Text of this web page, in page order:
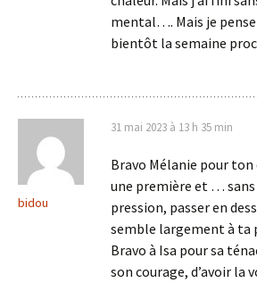
mental…. Mais je pense
bientôt la semaine
bidou
31 mai 2023 à 13 h 35 min
Bravo Mélanie pour
une première et …
pression, passer en
semble largement à ta
Bravo à Isa pour sa
son courage, d’avoir la